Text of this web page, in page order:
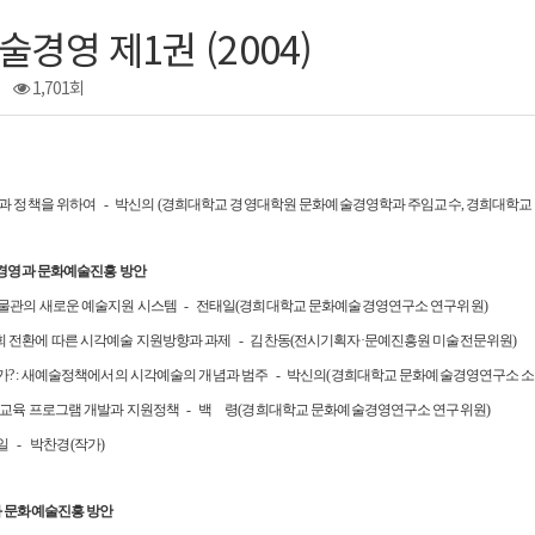
경영 제1권 (2004)
1,701회
정책을 위하여 - 박신의 (경희대학교 경영대학원 문화예술경영학과 주임교수, 경희대학
영과 문화예술진흥 방안
관의 새로운 예술지원 시스템 - 전태일(경희대학교 문화예술경영연구소 연구위원)
전환에 따른 시각예술 지원방향과 과제 - 김찬동(전시기획자·문예진흥원 미술전문위원)
: 새예술정책에서의 시각예술의 개념과 범주 - 박신의(경희대학교 문화예술경영연구소
육 프로그램 개발과 지원정책 - 백 령(경희대학교 문화예술경영연구소 연구위원)
- 박찬경(작가)
문화예술진흥 방안